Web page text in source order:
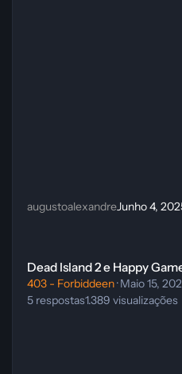
augustoalexandreJunho 4,
Dead Island 2 e Happy
403 - Forbiddeen·Maio 15,
5 respostas1.389 visualizações